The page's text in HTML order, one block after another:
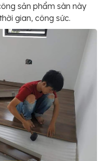
sản phẩm sàn này
gian, công sức.